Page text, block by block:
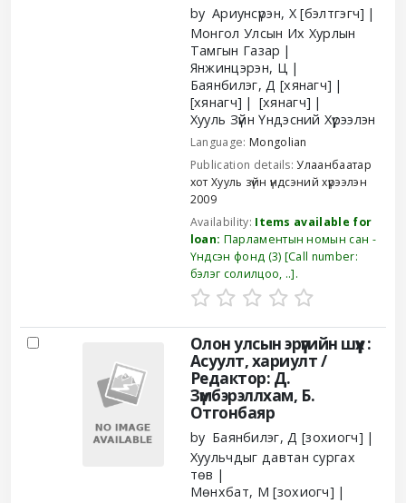
by Ариунсүрэн, Х [бэлтгэгч]
Монгол Улсын Их Хурлын
Тамгын Газар
Янжинцэрэн, Ц
Баянбилэг, Д [хянагч]
[хянагч]
[хянагч]
Хууль Зүйн Үндэсний Хүрээлэн
Language: Mongolian
Publication details:Улаанбаатар
хот Хууль зүйн үндсэний хүрээлэн
2009
Availability: Items available for
loan: Парламентын номын сан -
Үндсэн фонд (3) Call number:
бэлэг солилцоо, .. .
Олон улсын эрүүгийн шүүх :
Асуулт, хариулт /
Редактор: Д.
Зүмбэрэллхам, Б.
Отгонбаяр
by Баянбилэг, Д [зохиогч]
Хуульчдыг давтан сургах
төв
Мөнхбат, М [зохиогч]